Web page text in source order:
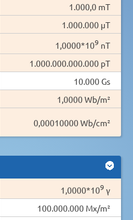
1.000,0 mT
1.000.000 µT
1,0000*109 nT
1.000.000.000.000 pT
10.000 Gs
1,0000 Wb/m²
0,00010000 Wb/cm²
1,0000*109 γ
100.000.000 Mx/m²